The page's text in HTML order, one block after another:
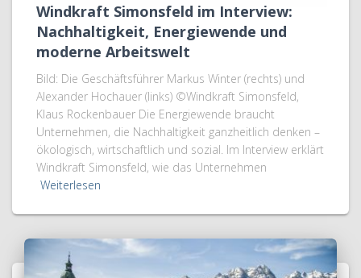
Windkraft Simonsfeld im Interview:
Nachhaltigkeit, Energiewende und
moderne Arbeitswelt
Bild: Die Geschäftsführer Markus Winter (rechts) und
Alexander Hochauer (links) ©Windkraft Simonsfeld,
Klaus Rockenbauer Die Energiewende braucht
Unternehmen, die Nachhaltigkeit ganzheitlich denken –
ökologisch, wirtschaftlich und sozial. Im Interview erklärt
Windkraft Simonsfeld, wie das Unternehmen
Weiterlesen